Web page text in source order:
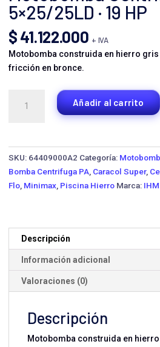
5×25/25LD · 19 HP
$41.122.000 + IVA
Motobomba construida en hierro
fricción en bronce.
Centrífuga
cantidad
Añadir al carrito
SKU: 64409000A2 Categoría:
Bomba Centrifuga PA Caracol Super,
Flo Minimax Piscina Hierro Marca: IHM
Descripción
Información adicional
Valoraciones (0)
Descripción
Motobomba construida en